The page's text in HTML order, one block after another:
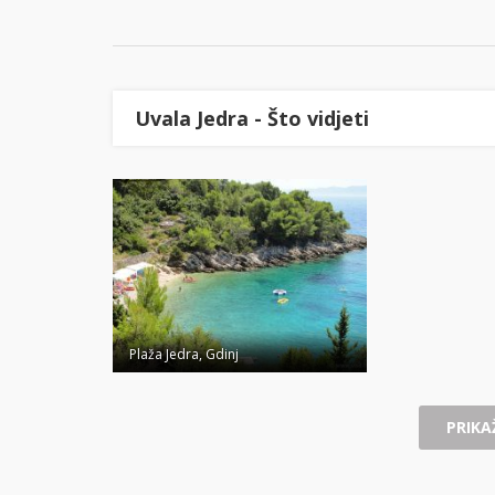
Uvala Jedra - Što vidjeti
Plaža Jedra, Gdinj